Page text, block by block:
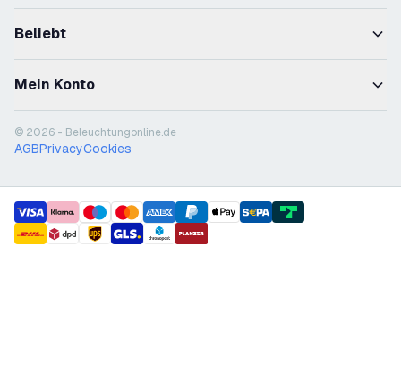
Beliebt
Mein Konto
© 2026 - Beleuchtungonline.de
AGBPrivacyCookies
payment methods
shipment methods